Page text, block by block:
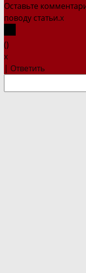
Оставьте
поводу статьи.x
()
x
| Ответить